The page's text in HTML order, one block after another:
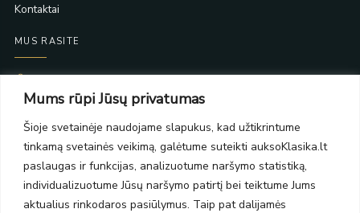
Mums rūpi Jūsų privatumas
Šioje svetainėje naudojame slapukus, kad užtikrintume
tinkamą svetainės veikimą, galėtume suteikti auksoKlasika.lt
paslaugas ir funkcijas, analizuotume naršymo statistiką,
individualizuotume Jūsų naršymo patirtį bei teiktume Jums
aktualius rinkodaros pasiūlymus. Taip pat dalijamės
Kontaktai
MUS RASITE
PC Molas, Klaipėda
PC BIG 2, Klaipėda
Šilutės pl. 35
PC Banginis, Klaipėda
NAUJIENLAIŠKIS